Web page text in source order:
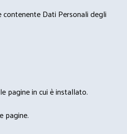
Dati Personali degli
pagine in cui è installato.
pagine.